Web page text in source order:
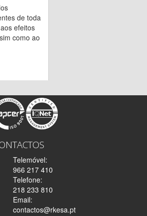
de toda
efeitos
como ao
Telemóvel:
966 217 410
Telefone:
218 233 810
Email:
contactos@rkesa.pt